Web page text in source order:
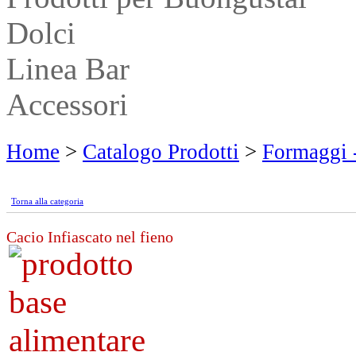
Dolci
Linea Bar
Accessori
Home > Catalogo Prodotti > Formaggi
Torna alla categoria
Cacio Infiascato nel fieno